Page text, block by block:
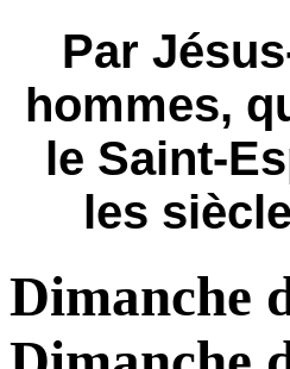
Par
hommes,
le Saint-
les
Dimanche